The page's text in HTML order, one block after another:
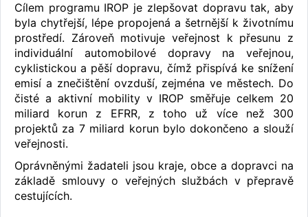
Cílem programu IROP je zlepšovat dopravu tak, aby
byla chytřejší, lépe propojená a šetrnější k životnímu
prostředí. Zároveň motivuje veřejnost k přesunu z
individuální automobilové dopravy na veřejnou,
cyklistickou a pěší dopravu, čímž přispívá ke snížení
emisí a znečištění ovzduší, zejména ve městech. Do
čisté a aktivní mobility v IROP směřuje celkem 20
miliard korun z EFRR, z toho už více než 300
projektů za 7 miliard korun bylo dokončeno a slouží
veřejnosti.
Oprávněnými žadateli jsou kraje, obce a dopravci na
základě smlouvy o veřejných službách v přepravě
cestujících.